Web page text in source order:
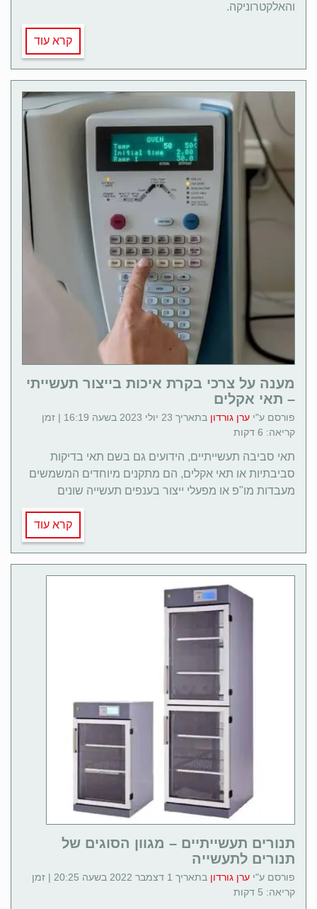
והאלקטרוניקה.
קרא עוד
מענה על צרכי בקרת איכות בייצור תעשייתי
– תאי אקלים
פורסם ע"י ערן גורדון
בתאריך 23 יולי 2023 בשעה 16:19 | זמן
קריאה: 6 דקות
תאי סביבה תעשייתיים, הידועים גם בשם תאי בדיקות
סביבתיות או תאי אקלים, הם מתקנים מיוחדים המשמשים
מעבדות מו"פ או מפעלי ייצור בענפים תעשייה שונים
קרא עוד
תנורים תעשייתיים – מגוון הסוגים של
תנורים לתעשייה
פורסם ע"י ערן גורדון
בתאריך 1 דצמבר 2022 בשעה 20:25 | זמן
קריאה: 5 דקות